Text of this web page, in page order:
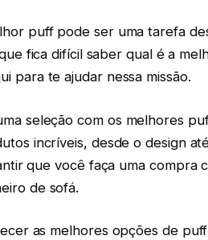
puff pode ser uma tarefa
fica difícil saber qual é a
para te ajudar nessa missão.
seleção com os melhores
incríveis, desde o design
que você faça uma compra
de sofá.
as melhores opções de